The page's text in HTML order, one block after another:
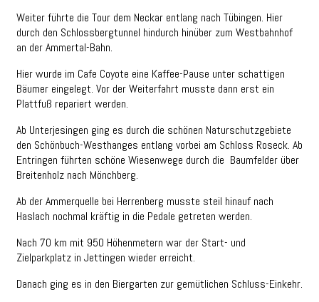
Weiter führte die Tour dem Neckar entlang nach Tübingen. Hier
durch den Schlossbergtunnel hindurch hinüber zum Westbahnhof
an der Ammertal-Bahn.
Hier wurde im Cafe Coyote eine Kaffee-Pause unter schattigen
Bäumer eingelegt. Vor der Weiterfahrt musste dann erst ein
Plattfuß repariert werden.
Ab Unterjesingen ging es durch die schönen Naturschutzgebiete
den Schönbuch-Westhanges entlang vorbei am Schloss Roseck. Ab
Entringen führten schöne Wiesenwege durch die Baumfelder über
Breitenholz nach Mönchberg.
Ab der Ammerquelle bei Herrenberg musste steil hinauf nach
Haslach nochmal kräftig in die Pedale getreten werden.
Nach 70 km mit 950 Höhenmetern war der Start- und
Zielparkplatz in Jettingen wieder erreicht.
Danach ging es in den Biergarten zur gemütlichen Schluss-Einkehr.